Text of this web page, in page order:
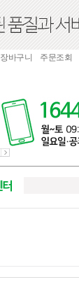
장바구니 주문조회